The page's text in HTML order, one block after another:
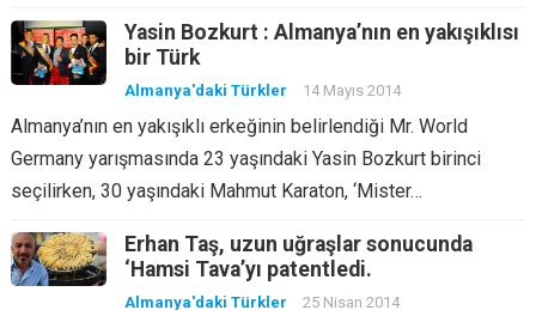
Yasin Bozkurt : Almanya’nın en yakışıklısı
bir Türk
Almanya'daki Türkler 14 Mayıs 2014
Almanya’nın en yakışıklı erkeğinin belirlendiği Mr. World
Germany yarışmasında 23 yaşındaki Yasin Bozkurt birinci
seçilirken, 30 yaşındaki Mahmut Karaton, ‘Mister…
Erhan Taş, uzun uğraşlar sonucunda
‘Hamsi Tava’yı patentledi.
Almanya'daki Türkler 25 Nisan 2014